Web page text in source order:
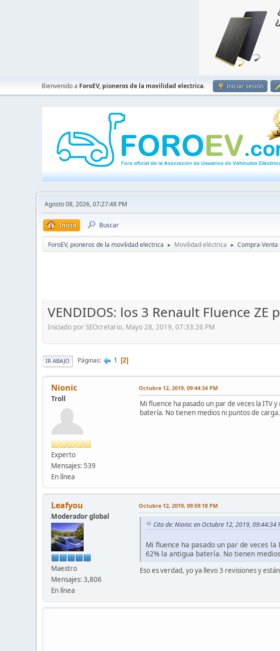
Bienvenido a ForoEV, pioneros de la movilidad electrica. Iniciar sesión
Agosto 08, 2026, 07:27:48 PM
Inicio Buscar
ForoEV, pioneros de la movilidad electrica ► Movilidad eléctrica ► Compra-Venta
VENDIDOS: los 3 Renault Fluence ZE
Iniciado por SEOcretario, Mayo 28, 2019, 07:33:26 PM
IR ABAJO Páginas 1 2
Nionic
Troll
Experto
Mensajes: 539
En línea
Octubre 12, 2019, 09:44:34 PM
Mi fluence ha pasado un par de veces la ITV
batería. No tienen medios ni puntos de
Leafyou
Moderador global
Maestro
Mensajes: 3,806
En línea
Octubre 12, 2019, 09:59:18 PM
Cita de: Nionic en Octubre 12, 2019, 09:44:34
Mi fluence ha pasado un par de veces
62% la antigua batería. No tienen
Eso es verdad, yo ya llevo 3 revisiones y